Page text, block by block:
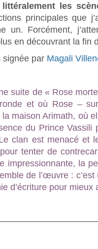
les
principales que
un. Forcément,
en découvrant la fin
signée par Magali
suite de « Rose
et où Rose –
maison Arimath, où
du Prince
clan est menacé et
tenter de
impressionnante, la
de l’œuvre :
d’écriture pour